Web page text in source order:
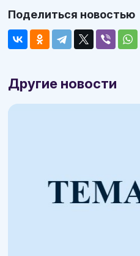
Поделиться новостью
Другие новости